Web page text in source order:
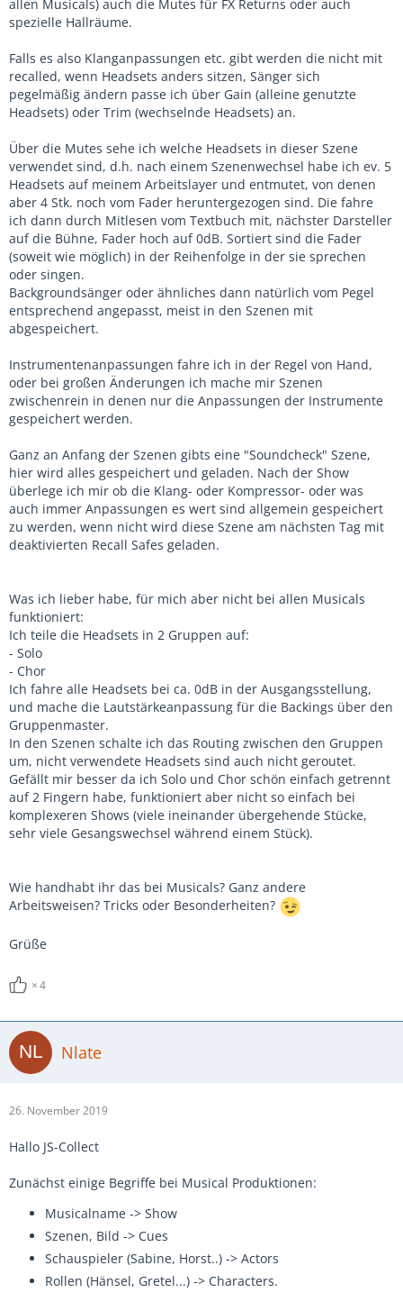
allen Musicals) auch die Mutes für FX Returns oder auch
spezielle Hallräume.
Falls es also Klanganpassungen etc. gibt werden die nicht mit
recalled, wenn Headsets anders sitzen, Sänger sich
pegelmäßig ändern passe ich über Gain (alleine genutzte
Headsets) oder Trim (wechselnde Headsets) an.
Über die Mutes sehe ich welche Headsets in dieser Szene
verwendet sind, d.h. nach einem Szenenwechsel habe ich ev. 5
Headsets auf meinem Arbeitslayer und entmutet, von denen
aber 4 Stk. noch vom Fader heruntergezogen sind. Die fahre
ich dann durch Mitlesen vom Textbuch mit, nächster Darsteller
auf die Bühne, Fader hoch auf 0dB. Sortiert sind die Fader
(soweit wie möglich) in der Reihenfolge in der sie sprechen
oder singen.
Backgroundsänger oder ähnliches dann natürlich vom Pegel
entsprechend angepasst, meist in den Szenen mit
abgespeichert.
Instrumentenanpassungen fahre ich in der Regel von Hand,
oder bei großen Änderungen ich mache mir Szenen
zwischenrein in denen nur die Anpassungen der Instrumente
gespeichert werden.
Ganz an Anfang der Szenen gibts eine "Soundcheck" Szene,
hier wird alles gespeichert und geladen. Nach der Show
überlege ich mir ob die Klang- oder Kompressor- oder was
auch immer Anpassungen es wert sind allgemein gespeichert
zu werden, wenn nicht wird diese Szene am nächsten Tag mit
deaktivierten Recall Safes geladen.
Was ich lieber habe, für mich aber nicht bei allen Musicals
funktioniert:
Ich teile die Headsets in 2 Gruppen auf:
- Solo
- Chor
Ich fahre alle Headsets bei ca. 0dB in der Ausgangsstellung,
und mache die Lautstärkeanpassung für die Backings über den
Gruppenmaster.
In den Szenen schalte ich das Routing zwischen den Gruppen
um, nicht verwendete Headsets sind auch nicht geroutet.
Gefällt mir besser da ich Solo und Chor schön einfach getrennt
auf 2 Fingern habe, funktioniert aber nicht so einfach bei
komplexeren Shows (viele ineinander übergehende Stücke,
sehr viele Gesangswechsel während einem Stück).
Wie handhabt ihr das bei Musicals? Ganz andere
Arbeitsweisen? Tricks oder Besonderheiten?
Grüße
4
Nlate
26. November 2019
Hallo JS-Collect
Zunächst einige Begriffe bei Musical Produktionen:
Musicalname -> Show
Szenen, Bild -> Cues
Schauspieler (Sabine, Horst..) -> Actors
Rollen (Hänsel, Gretel...) -> Characters.